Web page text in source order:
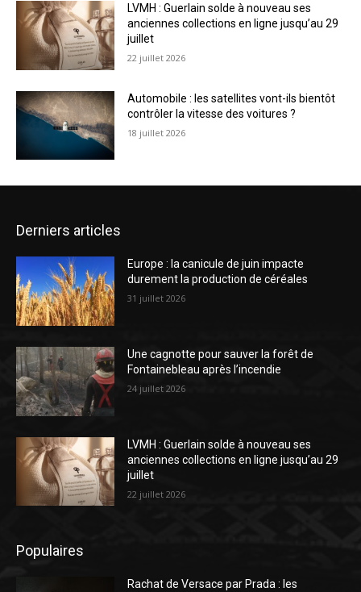
LVMH : Guerlain solde à nouveau ses
anciennes collections en ligne jusqu’au 29
juillet
22 juillet 2026
Automobile : les satellites vont-ils bientôt
contrôler la vitesse des voitures ?
18 juillet 2026
Derniers articles
Europe : la canicule de juin impacte
durement la production de céréales
31 juillet 2026
Une cagnotte pour sauver la forêt de
Fontainebleau après l’incendie
24 juillet 2026
LVMH : Guerlain solde à nouveau ses
anciennes collections en ligne jusqu’au 29
juillet
22 juillet 2026
Populaires
Rachat de Versace par Prada : les